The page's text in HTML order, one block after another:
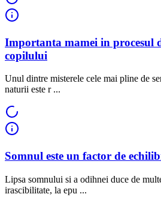
Importanta mamei in procesul
copilului
Unul dintre misterele cele mai pline de
naturii este r ...
Somnul este un factor de
Lipsa somnului si a odihnei duce de
irascibilitate, la epu ...